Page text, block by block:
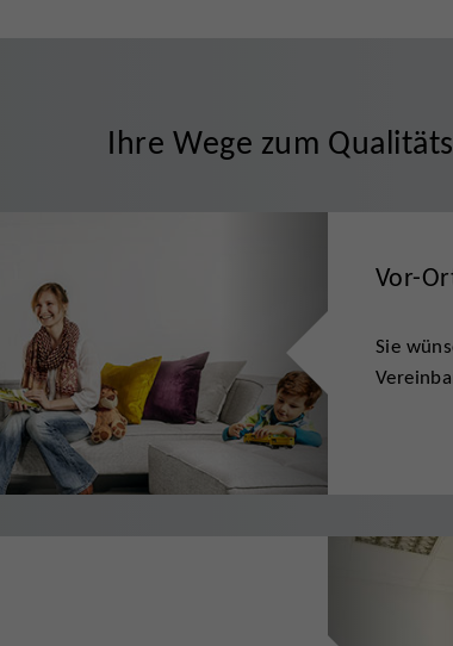
Ihre Wege zum
Vor-
Sie